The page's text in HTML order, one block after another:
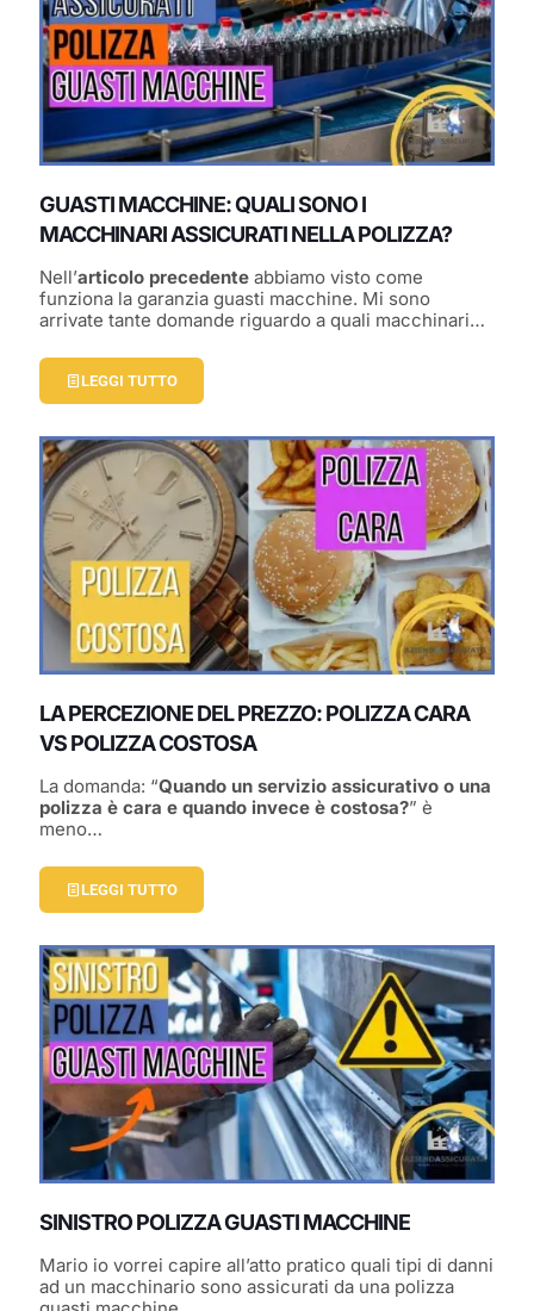
GUASTI MACCHINE: QUALI SONO I
MACCHINARI ASSICURATI NELLA POLIZZA?
Nell’articolo precedente abbiamo visto come
funziona la garanzia guasti macchine. Mi sono
arrivate tante domande riguardo a quali macchinari…
LEGGI TUTTO
LA PERCEZIONE DEL PREZZO: POLIZZA CARA
VS POLIZZA COSTOSA
La domanda: “Quando un servizio assicurativo o una
polizza è cara e quando invece è costosa?” è
meno…
LEGGI TUTTO
SINISTRO POLIZZA GUASTI MACCHINE
Mario io vorrei capire all’atto pratico quali tipi di danni
ad un macchinario sono assicurati da una polizza